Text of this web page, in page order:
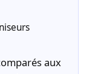
aux